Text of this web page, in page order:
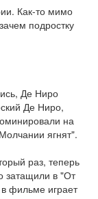
Как-то мимо
подростку
Де Ниро
Де Ниро,
на
ягнят".
раз, теперь
затащили в "От
фильме играет